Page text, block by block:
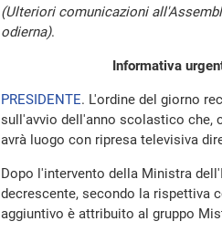
(Ulteriori comunicazioni
odierna).
Informativa
PRESIDENTE. L'ordine del giorno
sull'avvio dell'anno scolastico che,
avrà luogo con ripresa televisiva
Dopo l'intervento della Ministra
decrescente, secondo la rispettiva
aggiuntivo è attribuito al gruppo